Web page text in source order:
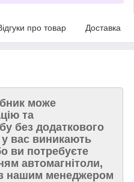
про товар Доставка
може
та
без додаткового
вас виникають
ви потребуєте
автомагнітоли,
нашим менеджером